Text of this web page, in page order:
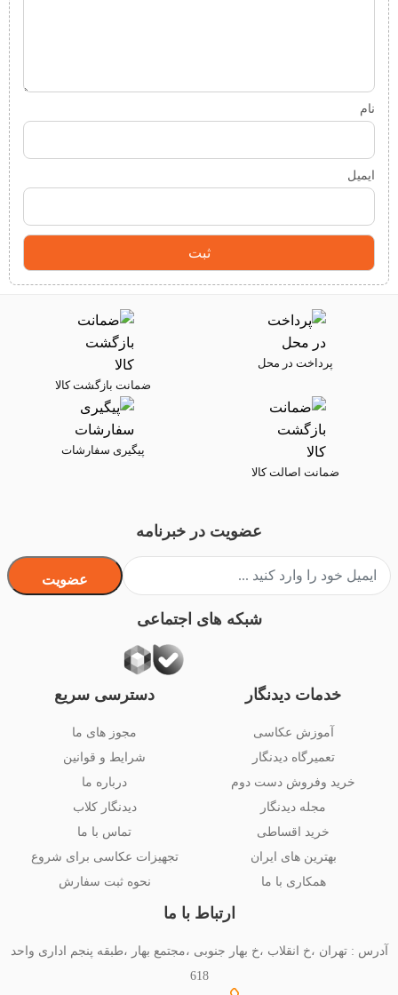
نام
ایمیل
پرداخت در محل
ضمانت بازگشت کالا
ضمانت اصالت کالا
پیگیری سفارشات
خدمات دیدنگار
آموزش عکاسی
تعمیرگاه دیدنگار
خرید وفروش دست دوم
مجله دیدنگار
خرید اقساطی
بهترین های ایران
همکاری با ما
دسترسی سریع
مجوز های ما
شرایط و قوانین
درباره ما
دیدنگار کلاب
تماس با ما
تجهیزات عکاسی برای شروع
نحوه ثبت سفارش
ارتباط با ما
آدرس : تهران ،خ انقلاب ،خ بهار جنوبی ،مجتمع بهار ،طبقه پنجم اداری واحد
618
عضویت در خبرنامه
عضویت
شبکه های اجتماعی